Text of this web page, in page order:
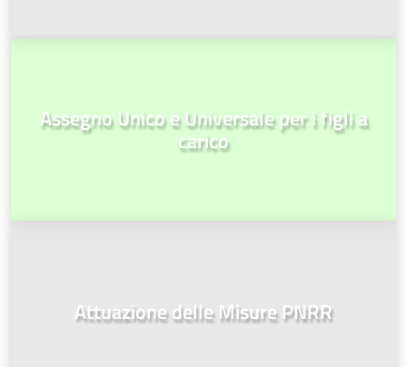
Assegno Unico e Universale per i figli a
carico
Attuazione delle Misure PNRR